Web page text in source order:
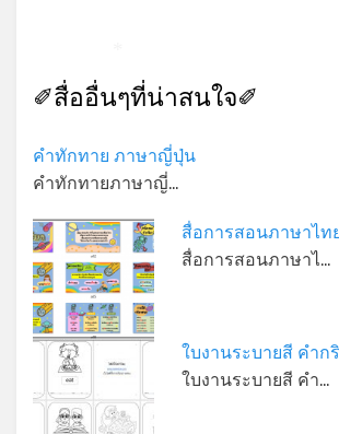
✐สื่ออื่นๆที่น่าสนใจ✐
คำทักทาย ภาษาญี่ปุ่น
คำทักทายภาษาญี่…
สื่อการสอนภาษาไท
สื่อการสอนภาษาไ…
ใบงานระบายสี คำก
ใบงานระบายสี คำ…